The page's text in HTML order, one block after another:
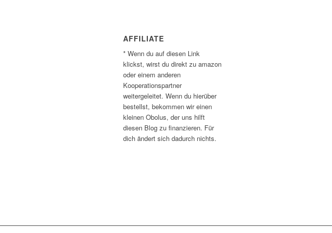
AFFILIATE
* Wenn du auf diesen Link
klickst, wirst du direkt zu amazon
oder einem anderen
Kooperationspartner
weitergeleitet. Wenn du hierüber
bestellst, bekommen wir einen
kleinen Obolus, der uns hilft
diesen Blog zu finanzieren. Für
dich ändert sich dadurch nichts.